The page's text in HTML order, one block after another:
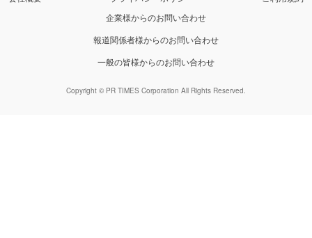
企業様からのお問い合わせ
報道関係者様からのお問い合わせ
一般の皆様からのお問い合わせ
Copyright © PR TIMES Corporation All Rights Reserved.